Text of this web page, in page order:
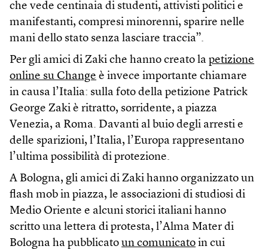
che vede centinaia di studenti, attivisti politici e
manifestanti, compresi minorenni, sparire nelle
mani dello stato senza lasciare traccia”.
Per gli amici di Zaki che hanno creato la petizione
online su Change è invece importante chiamare
in causa l’Italia: sulla foto della petizione Patrick
George Zaki è ritratto, sorridente, a piazza
Venezia, a Roma. Davanti al buio degli arresti e
delle sparizioni, l’Italia, l’Europa rappresentano
l’ultima possibilità di protezione.
A Bologna, gli amici di Zaki hanno organizzato un
flash mob in piazza, le associazioni di studiosi di
Medio Oriente e alcuni storici italiani hanno
scritto una lettera di protesta, l’Alma Mater di
Bologna ha pubblicato un comunicato in cui